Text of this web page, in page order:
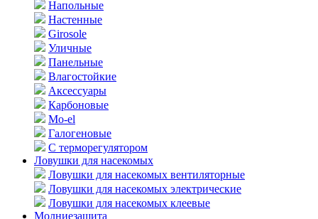
Напольные
Настенные
Girosole
Уличные
Панельные
Влагостойкие
Аксессуары
Карбоновые
Mo-el
Галогеновые
С терморегулятором
Ловушки для насекомых
Ловушки для насекомых вентиляторные
Ловушки для насекомых электрические
Ловушки для насекомых клеевые
Молниезащита